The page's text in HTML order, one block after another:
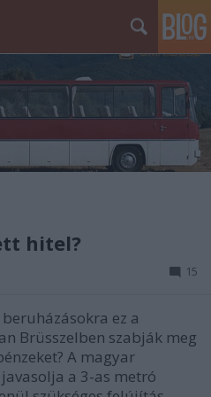
hitel?
15
ez a
Brüsszelben szabják meg
A magyar
a 3-as metró